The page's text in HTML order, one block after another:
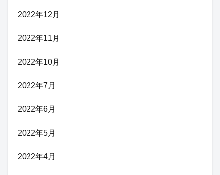
2022年12月
2022年11月
2022年10月
2022年7月
2022年6月
2022年5月
2022年4月